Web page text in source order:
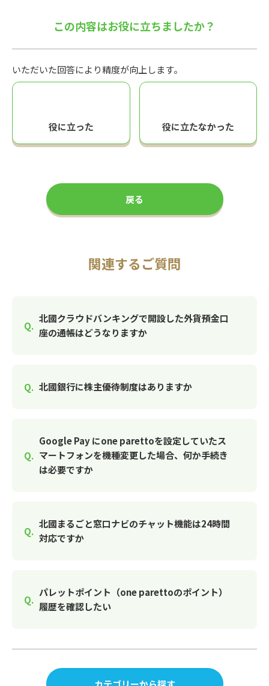
この内容はお役に立ちましたか？
いただいた回答により精度が向上します。
役に立った 役に立たなかった
戻る
関連するご質問
北國クラウドバンキングで開設した外貨預金口
座の通帳はどうなりますか
北國銀行に株主優待制度はありますか
Google Pay にone parettoを設定していたス
マートフォンを機種変更した場合、何か手続き
は必要ですか
北國まるごと窓口ナビのチャット機能は24時間
対応ですか
パレットポイント（one parettoのポイント）
履歴を確認したい